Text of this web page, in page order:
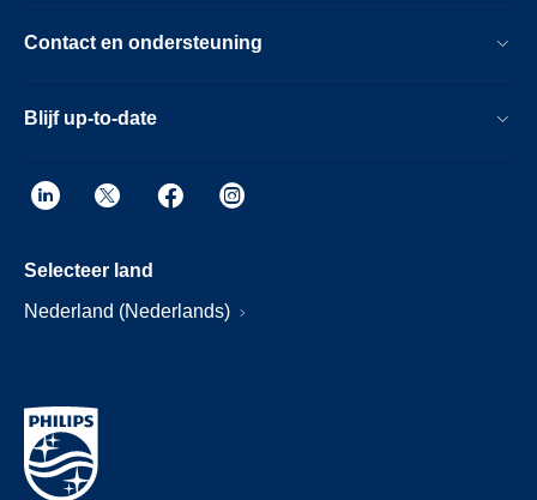
Contact en ondersteuning
Blijf up-to-date
Selecteer land
Nederland (Nederlands)